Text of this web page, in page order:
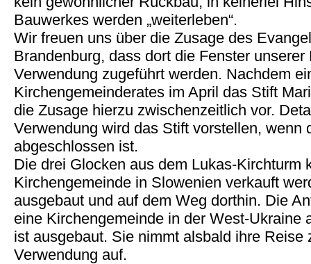
Bauwerkes werden „weiterleben“.
Wir freuen uns über die Zusage des
Brandenburg, dass dort die Fenster
Verwendung zugeführt werden. Nachdem
Kirchengemeinderates im April das Stift
die Zusage hierzu zwischenzeitlich vor.
Verwendung wird das Stift vorstellen, wenn
abgeschlossen ist.
Die drei Glocken aus dem Lukas-Kirchturm
Kirchengemeinde in Slowenien verkauft
ausgebaut und auf dem Weg dorthin. Die
eine Kirchengemeinde in der West-Ukraine
ist ausgebaut. Sie nimmt alsbald ihre Reise
Verwendung auf.